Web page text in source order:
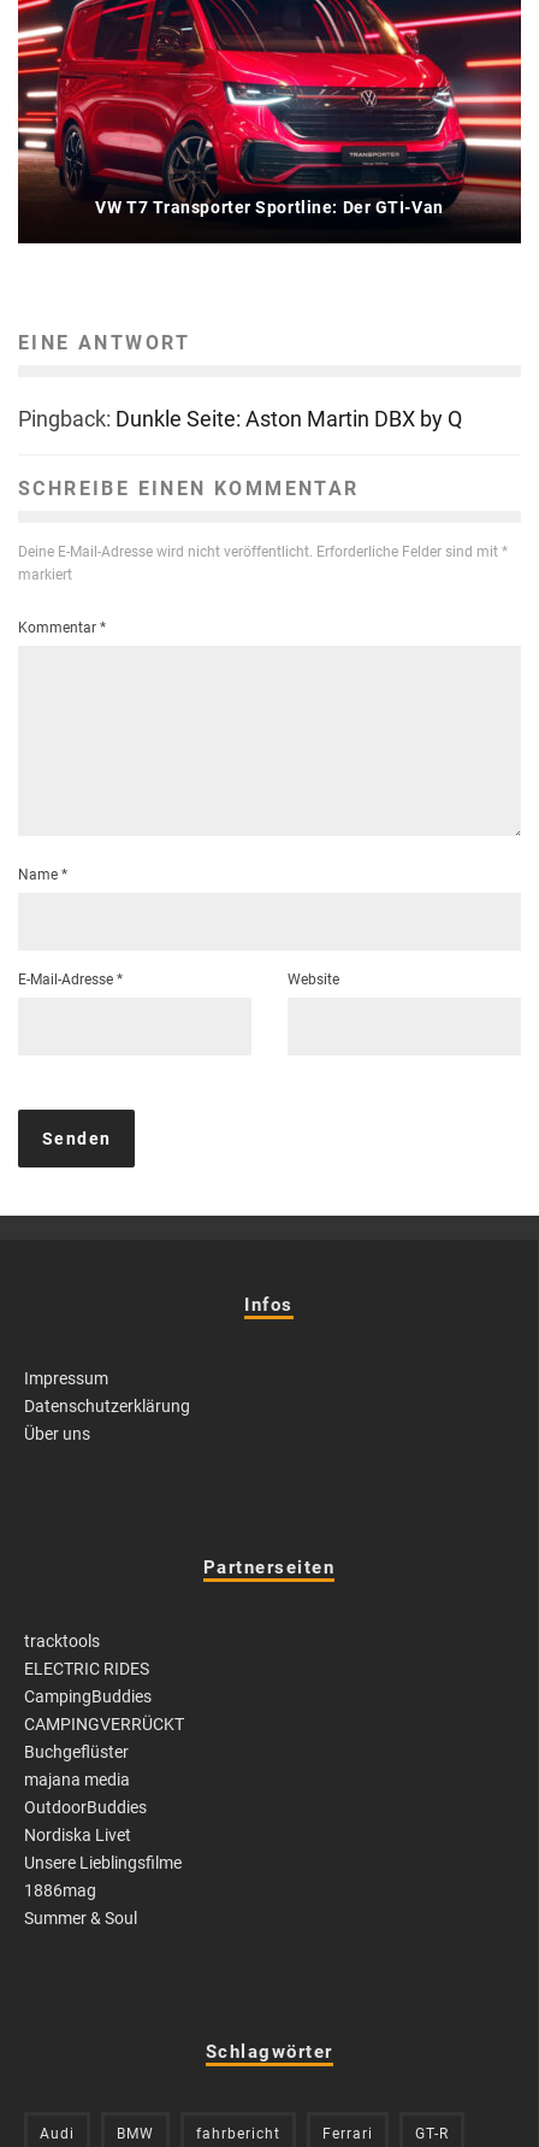
VW T7 Transporter Sportline: Der GTI-Van
EINE ANTWORT
Pingback: Dunkle Seite: Aston Martin DBX by Q
SCHREIBE EINEN KOMMENTAR
Deine E-Mail-Adresse wird nicht veröffentlicht. Erforderliche Felder sind mit *
markiert
Kommentar *
Name *
E-Mail-Adresse * Website
Infos
Impressum
Datenschutzerklärung
Über uns
Partnerseiten
tracktools
ELECTRIC RIDES
CampingBuddies
CAMPINGVERRÜCKT
Buchgeflüster
majana media
OutdoorBuddies
Nordiska Livet
Unsere Lieblingsfilme
1886mag
Summer & Soul
Schlagwörter
Audi BMW fahrbericht Ferrari GT-R